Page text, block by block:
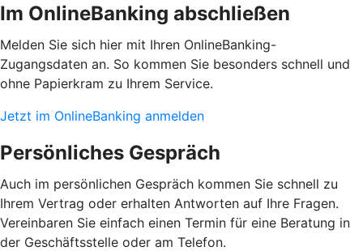
Im OnlineBanking abschließen
Melden Sie sich hier mit Ihren OnlineBanking-
Zugangsdaten an. So kommen Sie besonders schnell und
ohne Papierkram zu Ihrem Service.
Jetzt im OnlineBanking anmelden
Persönliches Gespräch
Auch im persönlichen Gespräch kommen Sie schnell zu
Ihrem Vertrag oder erhalten Antworten auf Ihre Fragen.
Vereinbaren Sie einfach einen Termin für eine Beratung in
der Geschäftsstelle oder am Telefon.